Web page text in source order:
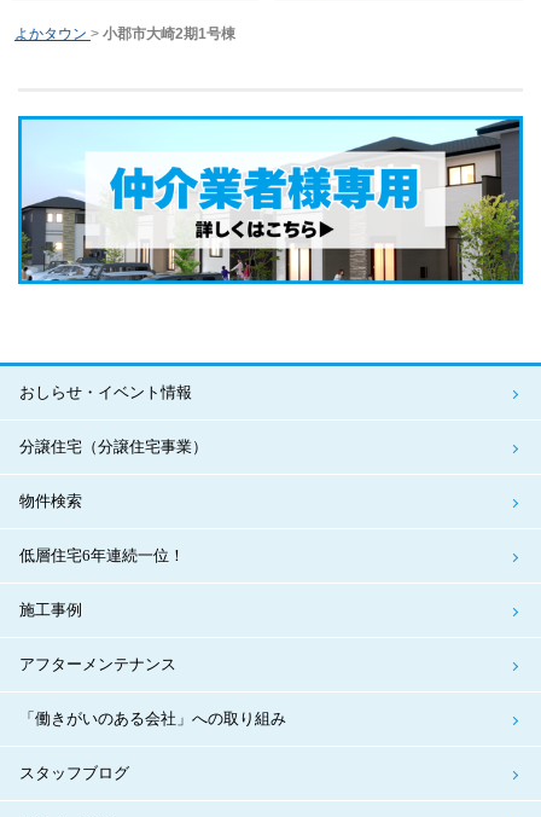
よかタウン > 小郡市大崎2期1号棟
おしらせ・イベント情報
分譲住宅（分譲住宅事業）
物件検索
低層住宅6年連続一位！
施工事例
アフターメンテナンス
「働きがいのある会社」への取り組み
スタッフブログ